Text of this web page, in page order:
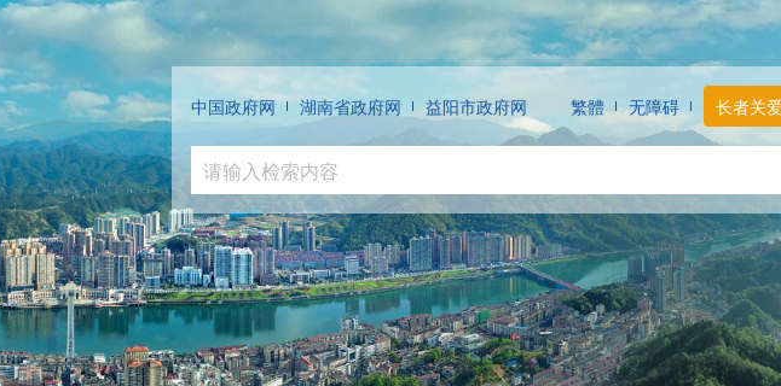
中国政府网 湖南省政府网 益阳市政府网 繁體 无障碍 长者关